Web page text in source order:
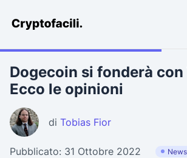
Cryptofacili.com
Dogecoin si fonderà
Ecco le opinioni
di Tobias Fior
Pubblicato: 31 Ottobre 2022 News